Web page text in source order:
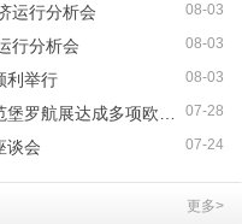
08-03
运行分析会
08-03
行分析会
08-03
利举行
07-28
亮相全球顶级航展舞台！金天科技在范堡罗航展达成多项欧洲航空产...
07-24
谈会
更多>